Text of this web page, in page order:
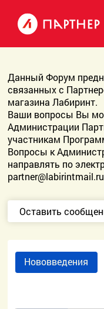
Данный Форум
связанных с
магазина Лабиринт.
Ваши вопросы Вы
Администрации
участникам
Вопросы к
направлять по
partner@labirintmail.ru
Оставить
Нововведения